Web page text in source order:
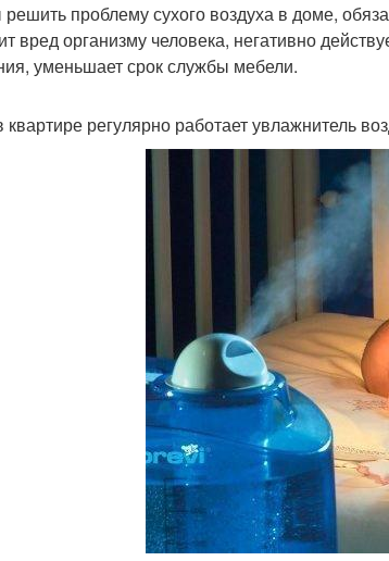
проблему сухого воздуха в доме,
вред организму человека, негативно
уменьшает срок службы мебели.
квартире регулярно работает увлажнитель